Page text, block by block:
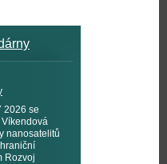
2026 se
nanosatelitů
Rozvoj